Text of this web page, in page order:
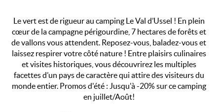
Le vert est de rigueur au camping Le Val d’Ussel ! En plein
cœur de la campagne périgourdine, 7 hectares de forêts et
de vallons vous attendent. Reposez-vous, baladez-vous et
laissez respirer votre côté nature ! Entre plaisirs culinaires
et visites historiques, vous découvrirez les multiples
facettes d’un pays de caractère qui attire des visiteurs du
monde entier. Promos d'été : Jusqu'à -20% sur ce camping
en juillet/Août!